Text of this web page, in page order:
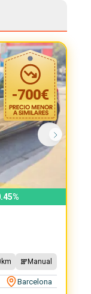
-700€
%
km Manual
Barcelona